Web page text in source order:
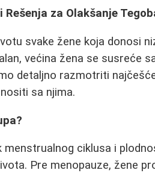
za Olakšanje
svake žene koja donosi
većina žena se susreće
detaljno razmotriti
sa njima.
ciklusa i
Pre menopauze, žene